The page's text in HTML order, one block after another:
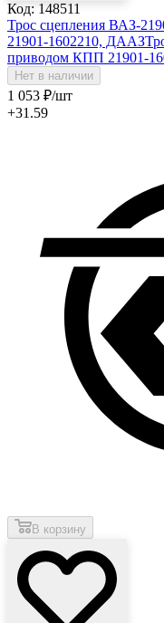
Код: 148511
Трос сцепления ВАЗ-
21901-1602210, ДААЗ
приводом КПП 21901-
Нет в наличии
1 053 ₽/шт
+31.59
В корзину